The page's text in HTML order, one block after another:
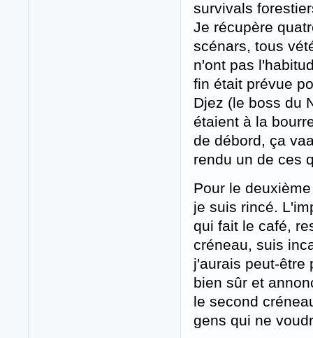
survivals
Je récupère
scénars, tous
n'ont pas
fin était prévue
Djez (le boss du
étaient à la
de débord, ça
rendu un de ces
Pour le
je suis rincé.
qui fait le café,
créneau, suis
j'aurais peut-être
bien sûr et
le second
gens qui ne